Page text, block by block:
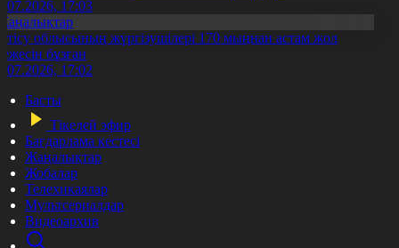
17:03
облысының жүргізушілері 170 мыңнан астам жол
бұзған
17:02
Басты
Тікелей эфир
Бағдарлама кестесі
Жаңалықтар
Жобалар
Телехикаялар
Мультсериалдар
Видеоархив